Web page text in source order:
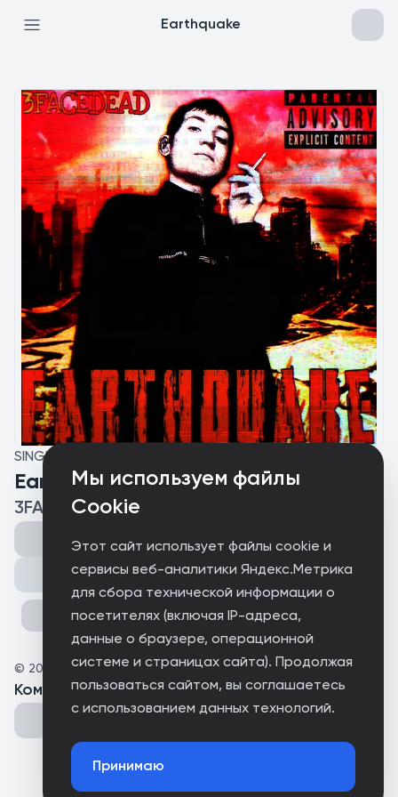
Мы используем файлы
Cookie
Этот сайт использует файлы cookie и
сервисы веб-аналитики Яндекс.Метрика
для сбора технической информации о
посетителях (включая IP-адреса,
данные о браузере, операционной
системе и страницах сайта). Продолжая
пользоваться сайтом, вы соглашаетесь
с использованием данных технологий.
Принимаю
Earthquake
SINGLE
Earthquake
3FACEDEAD
Поделиться
© 2026 Parental Advisory
Комментарии(0 )
Could not connect to the server.